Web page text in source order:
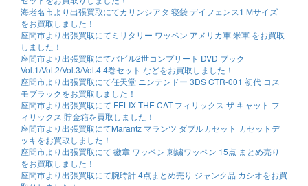
海老名市より出張買取にてカリンシアタ 寝袋 デイフェンス1 Mサイズ
をお買取しました！
座間市より出張買取にてミリタリー ワッペン アメリカ軍 米軍 をお買取
しました！
座間市より出張買取にてバビル2世コンプリート DVD ブック
Vol.1/Vol.2/Vol.3/Vol.4 4巻セット などをお買取しました！
座間市より出張買取にて任天堂 ニンテンドー 3DS CTR-001 初代 コス
モブラックをお買取しました！
座間市より出張買取にて FELIX THE CAT フィリックス ザ キャット フ
ィリックス 貯金箱を買取しました！
座間市より出張買取にてMarantz マランツ ダブルカセット カセットデ
ッキをお買取しました！
座間市より出張買取にて 徽章 ワッペン 刺繍ワッペン 15点 まとめ売り
をお買取しました！
座間市より出張買取にて腕時計 4点まとめ売り ジャンク品 カシオをお買